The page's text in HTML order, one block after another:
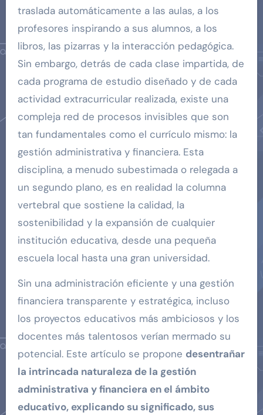
traslada automáticamente a las aulas, a los
profesores inspirando a sus alumnos, a los
libros, las pizarras y la interacción pedagógica.
Sin embargo, detrás de cada clase impartida, de
cada programa de estudio diseñado y de cada
actividad extracurricular realizada, existe una
compleja red de procesos invisibles que son
tan fundamentales como el currículo mismo: la
gestión administrativa y financiera. Esta
disciplina, a menudo subestimada o relegada a
un segundo plano, es en realidad la columna
vertebral que sostiene la calidad, la
sostenibilidad y la expansión de cualquier
institución educativa, desde una pequeña
escuela local hasta una gran universidad.
Sin una administración eficiente y una gestión
financiera transparente y estratégica, incluso
los proyectos educativos más ambiciosos y los
docentes más talentosos verían mermado su
potencial. Este artículo se propone desentrañar
la intrincada naturaleza de la gestión
administrativa y financiera en el ámbito
educativo, explicando su significado, sus